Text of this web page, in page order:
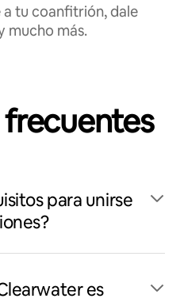
tu coanfitrión, dale
mucho más.
para unirse
es